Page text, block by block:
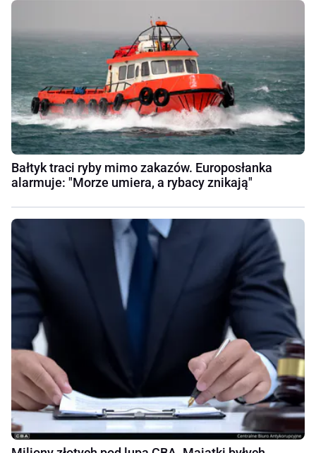
Bałtyk traci ryby mimo zakazów. Europosłanka
alarmuje: "Morze umiera, a rybacy znikają"